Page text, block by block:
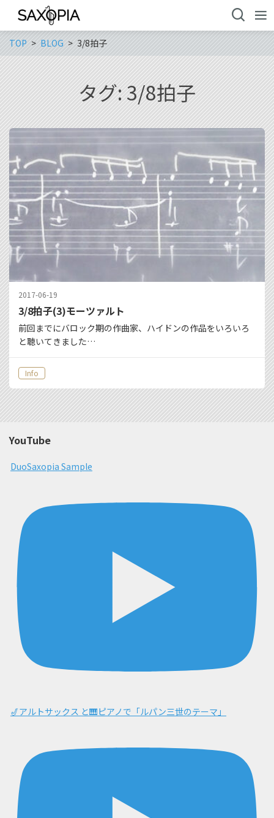
TOP BLOG 3/8拍子
タグ:3/8拍子
2017-06-19
3/8拍子(3)モーツァルト
前回までにバロック期の作曲家、ハイドンの作品をいろいろ
と聴いてきました…
Info
YouTube
DuoSaxopia Sample
🎷アルトサックス と🎹ピアノで「ルパン三世のテーマ」